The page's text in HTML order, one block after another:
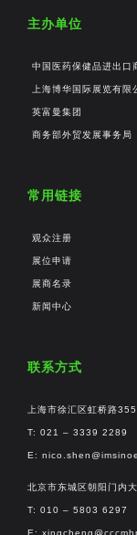
主办单位
中国医药保健品进出口
上海博华国际展览有限
英富曼集团
商务部外贸发展事务局
常用链接
观众注册
展位申请
展商名录
新闻中心
联系方式
上海市徐汇区虹桥路
T: 021 – 3339 2289
E:
北京市东城区朝阳门内
T: 010 – 5803 6297
E: